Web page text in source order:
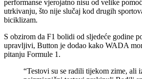
performanse vjerojatno nisu od velike
utrkivanju, što nije slučaj kod drugih
biciklizam.
S obzirom da F1 bolidi od sljedeće godine
upravljivi, Button je dodao kako WADA
pitanju Formule 1.
“Testovi su se radili tijekom zime, ali